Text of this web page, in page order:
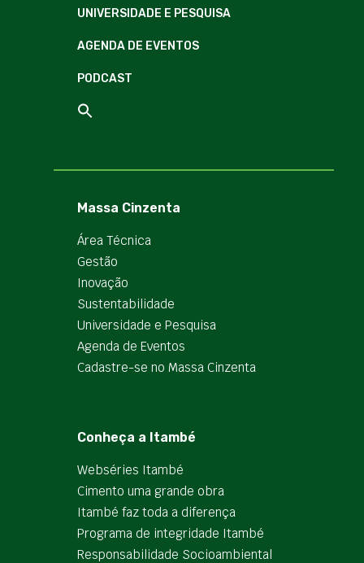
UNIVERSIDADE E PESQUISA
AGENDA DE EVENTOS
PODCAST
Massa Cinzenta
Área Técnica
Gestão
Inovação
Sustentabilidade
Universidade e Pesquisa
Agenda de Eventos
Cadastre-se no Massa Cinzenta
Conheça a Itambé
Webséries Itambé
Cimento uma grande obra
Itambé faz toda a diferença
Programa de integridade Itambé
Responsabilidade Socioambiental